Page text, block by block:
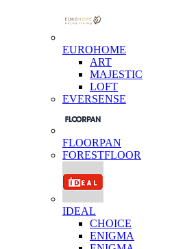
EUROHOME
ART
MAJESTIC
LOFT
EVERSENSE
FLOORPAN
FORESTFLOOR
IDEAL
CHOICE
ENIGMA